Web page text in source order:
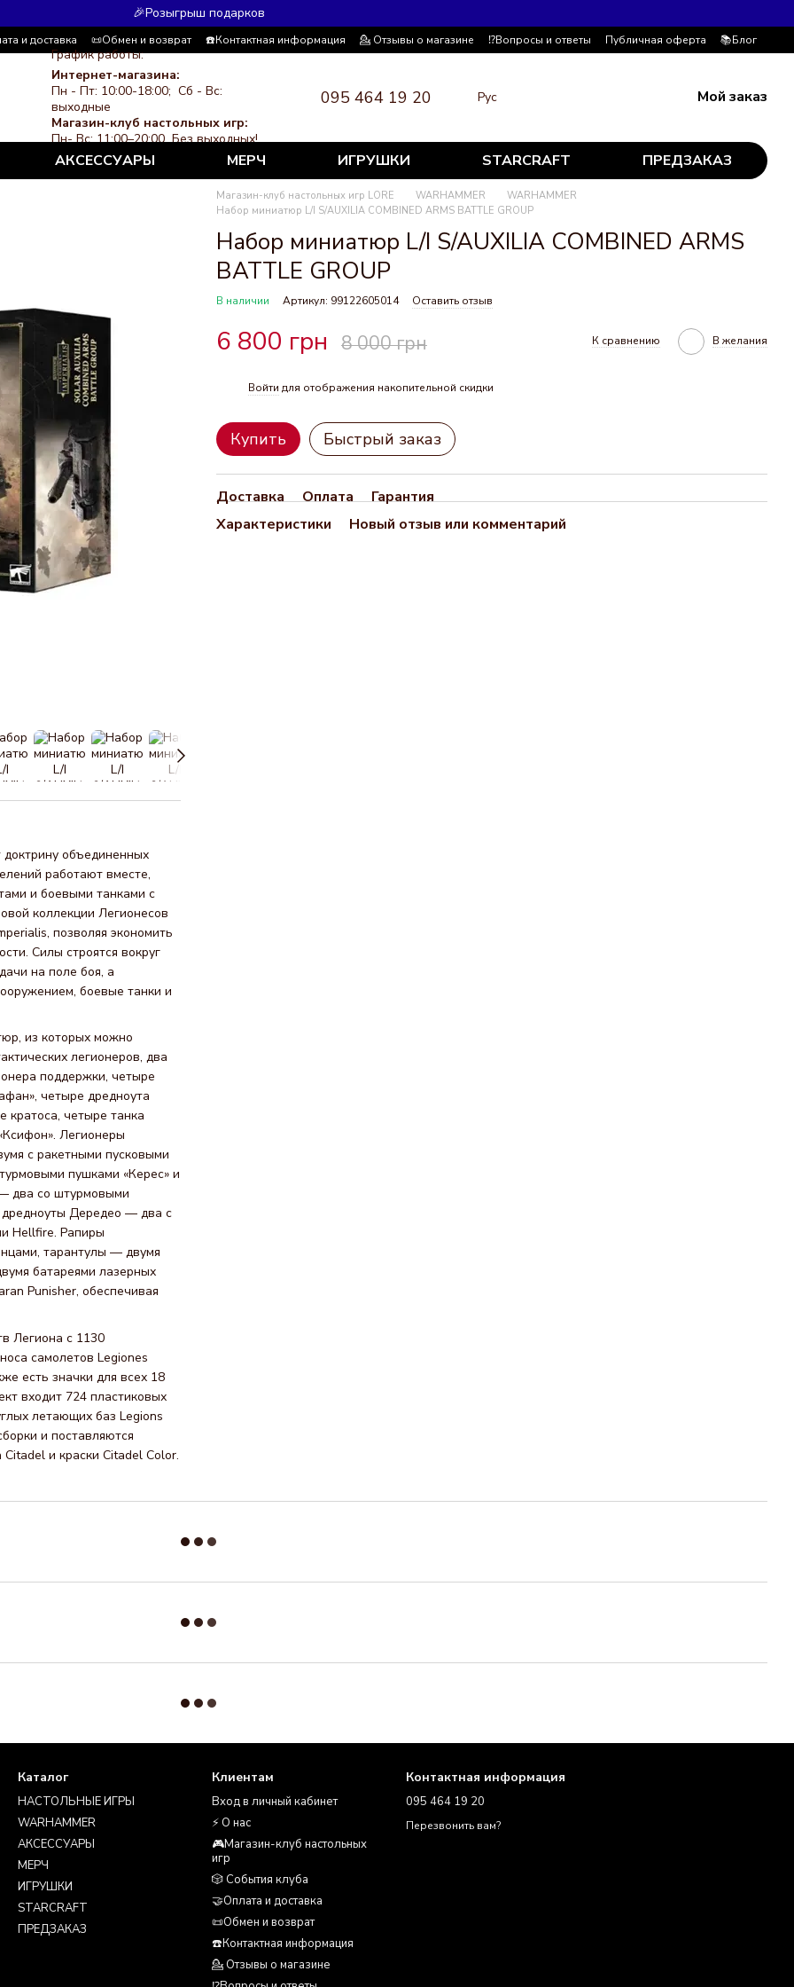
🎉Розыгрыш подарков
и доставка 📜Обмен и возврат ☎️Контактная информация 💁 Отзывы о магазине ⁉️Вопросы и ответы Публичная оферта
📚Блог
система скидок
СМИ о нас Политика конфиденциальности
График работы:
Интернет-магазина:
Пн - Пт: 10:00-18:00; Сб - Вс:
выходные
Магазин-клуб настольных игр:
Пн- Вс: 11:00–20:00 Без выходных!
095 464 19 20 Рус Мой заказ
АКСЕССУАРЫ МЕРЧ ИГРУШКИ STARCRAFT ПРЕДЗАКАЗ
объединенных
работают вместе,
и боевыми танками с
коллекции Легионесов
позволяя экономить
Силы строятся вокруг
на поле боя, а
боевые танки и
из которых можно
легионеров, два
поддержки, четыре
четыре дредноута
кратоса, четыре танка
Легионеры
с ракетными пусковыми
пушками «Керес» и
два со штурмовыми
дредноуты Дередео — два с
Hellfire. Рапиры
тарантулы — двумя
батареями лазерных
Punisher, обеспечивая
Легиона с 1130
самолетов Legiones
есть значки для всех 18
входит 724 пластиковых
летающих баз Legions
и поставляются
и краски Citadel Color.
Магазин-клуб настольных игр LORE WARHAMMER
WARHAMMER
Набор миниатюр L/I S/AUXILIA COMBINED ARMS BATTLE GROUP
Набор миниатюр L/I S/AUXILIA COMBINED ARMS
BATTLE GROUP
В наличии Артикул: 99122605014 Оставить отзыв
6 800 грн 8 000 грн К сравнению В желания
Войти для отображения накопительной скидки
Купить Быстрый заказ
Доставка Оплата
Гарантия
Характеристики
Новый отзыв или комментарий
Каталог
НАСТОЛЬНЫЕ ИГРЫ
WARHAMMER
АКСЕССУАРЫ
МЕРЧ
ИГРУШКИ
STARCRAFT
ПРЕДЗАКАЗ
Клиентам
Вход в личный кабинет
⚡ О нас
🎮Магазин-клуб настольных
игр
🎲 События клуба
🤝Оплата и доставка
📜Обмен и возврат
☎️Контактная информация
💁 Отзывы о магазине
Контактная информация
095 464 19 20
Перезвонить вам?